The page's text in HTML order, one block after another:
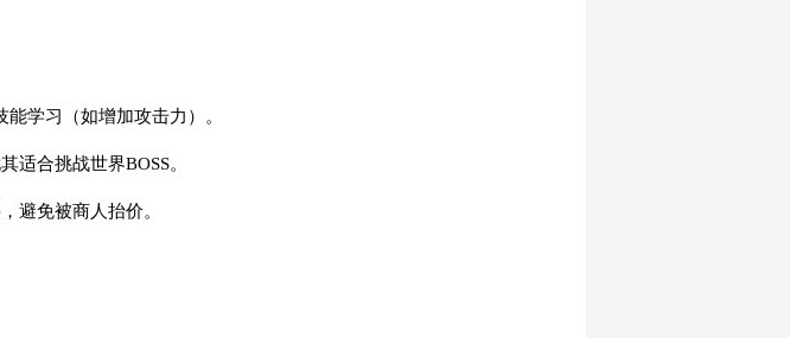
学习（如增加攻击力）。
适合挑战世界BOSS。
避免被商人抬价。